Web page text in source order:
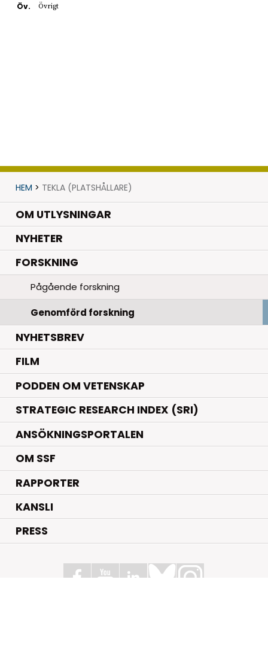
Öv. Övrigt
HEM > TEKLA (PLATSHÅLLARE)
OM UTLYSNINGAR
NYHETER.
FORSKNING.
Pågående forskning
Genomförd forskning
NYHETSBREV
FILM
PODDEN OM VETENSKAP
STRATEGIC RESEARCH INDEX (SRI)
ANSÖKNINGSPORTALEN
OM SSF
RAPPORTER
KANSLI
PRESS